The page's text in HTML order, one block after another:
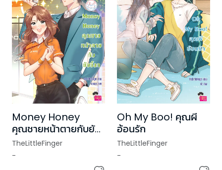
Money Honey
คุณชายหน้าตายกับยัย
ขี้งก
TheLittleFinger
-
Oh My Boo! คุณผี
อ้อนรัก
TheLittleFinger
-